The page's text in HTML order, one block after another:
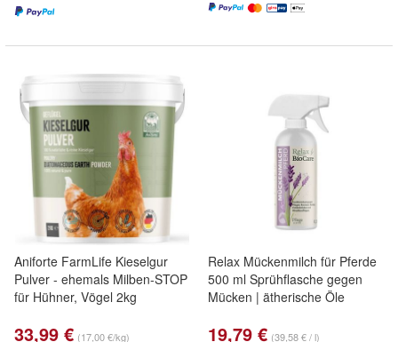
Aniforte FarmLife Kieselgur
Pulver - ehemals Milben-STOP
für Hühner, Vögel 2kg
33,99 € (17,00 €/kg)
Relax Mückenmilch für Pferde
500 ml Sprühflasche gegen
Mücken | ätherische Öle
19,79 € (39,58 € / l)